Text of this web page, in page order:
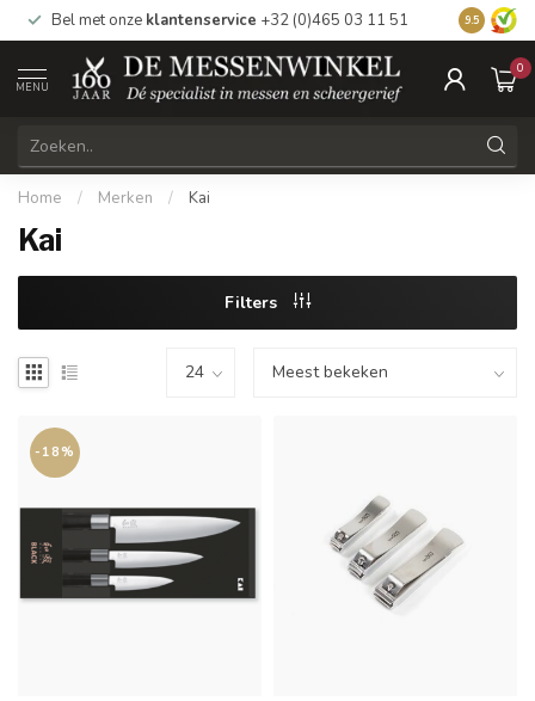
Bel met onze klantenservice +32 (0)465 03 11 51 Bezoek
9.5
MENU
0
Home / Merken / Kai
Kai
Filters
-18%